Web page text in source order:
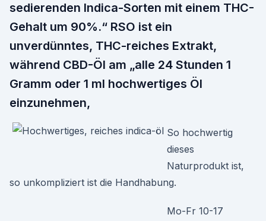
sedierenden Indica-Sorten mit einem THC-
Gehalt um 90%.“ RSO ist ein
unverdünntes, THC-reiches Extrakt,
während CBD-Öl am „alle 24 Stunden 1
Gramm oder 1 ml hochwertiges Öl
einzunehmen,
So hochwertig
dieses
Naturprodukt ist,
so unkompliziert ist die Handhabung.
Mo-Fr 10-17